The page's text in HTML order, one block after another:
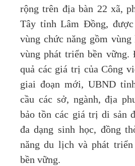
rộng trên địa bàn 22 xã,
Tây tỉnh Lâm Đồng,
vùng chức năng gồm
vùng phát triển bền vững.
quả các giá trị của Công
giai đoạn mới, UBND
cầu các sở, ngành, địa
bảo tồn các giá trị di sản
đa dạng sinh học, đồng
năng du lịch và phát
bền vững.